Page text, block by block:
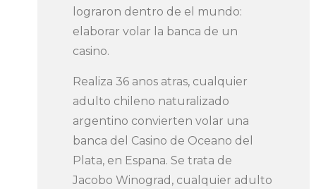
lograron dentro de el mundo:
elaborar volar la banca de un
casino.
Realiza 36 anos atras, cualquier
adulto chileno naturalizado
argentino convierten volar una
banca del Casino de Oceano del
Plata, en Espana. Se trata de
Jacobo Winograd, cualquier adulto